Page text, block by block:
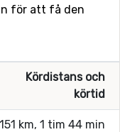
för att få den
Kördistans och
körtid
151 km, 1 tim 44 min